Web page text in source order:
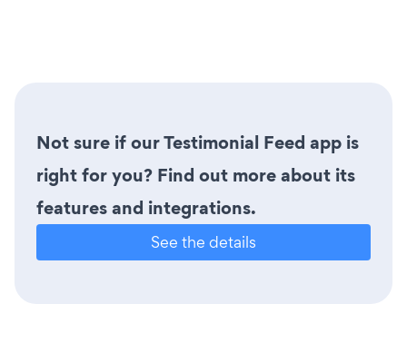
Not sure if our Testimonial Feed app is
right for you? Find out more about its
features and integrations.
See the details